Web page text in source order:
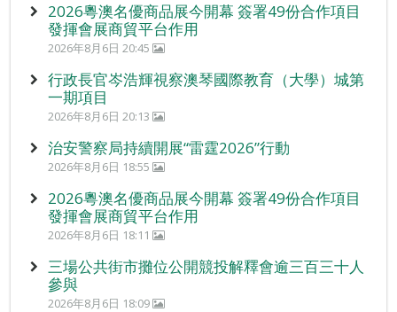
2026粵澳名優商品展今開幕 簽署49份合作項目
發揮會展商貿平台作用
2026年8月6日 20:45
行政長官岑浩輝視察澳琴國際教育（大學）城第
一期項目
2026年8月6日 20:13
治安警察局持續開展“雷霆2026”行動
2026年8月6日 18:55
2026粵澳名優商品展今開幕 簽署49份合作項目
發揮會展商貿平台作用
2026年8月6日 18:11
三場公共街市攤位公開競投解釋會逾三百三十人
參與
2026年8月6日 18:09